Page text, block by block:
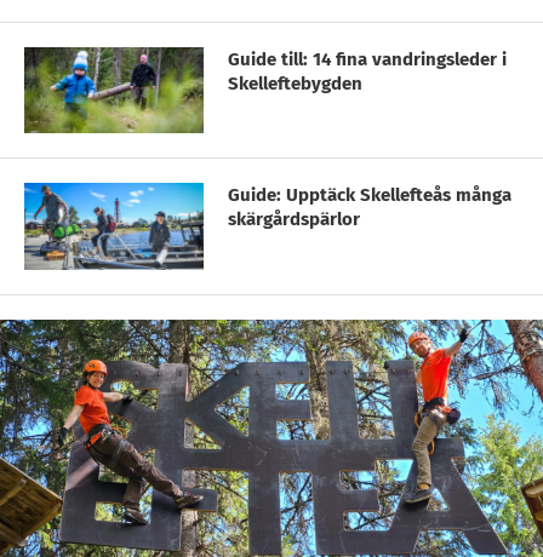
Guide till: 14 fina vandringsleder i
Skelleftebygden
Guide: Upptäck Skellefteås många
skärgårdspärlor